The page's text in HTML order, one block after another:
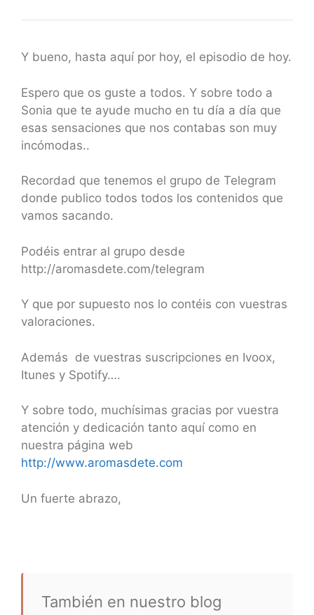
Y bueno, hasta aquí por hoy, el episodio de hoy.
Espero que os guste a todos. Y sobre todo a
Sonia que te ayude mucho en tu día a día que
esas sensaciones que nos contabas son muy
incómodas..
Recordad que tenemos el grupo de Telegram
donde publico todos todos los contenidos que
vamos sacando.
Podéis entrar al grupo desde
http://aromasdete.com/telegram
Y que por supuesto nos lo contéis con vuestras
valoraciones.
Además de vuestras suscripciones en Ivoox,
Itunes y Spotify….
Y sobre todo, muchísimas gracias por vuestra
atención y dedicación tanto aquí como en
nuestra página web
http://www.aromasdete.com
Un fuerte abrazo,
También en nuestro blog